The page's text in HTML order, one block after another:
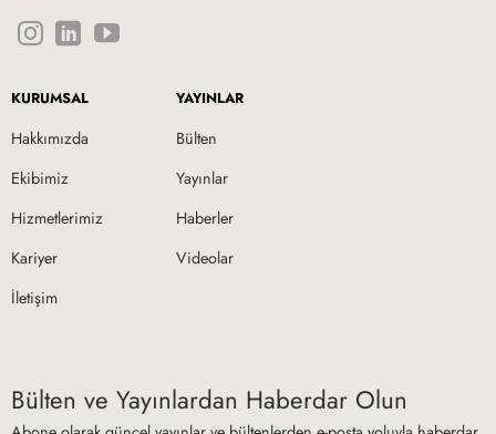
KURUMSAL
Hakkımızda
Ekibimiz
Hizmetlerimiz
Kariyer
İletişim
YAYINLAR
Bülten
Yayınlar
Haberler
Videolar
Bülten ve Yayınlardan Haberdar Olun